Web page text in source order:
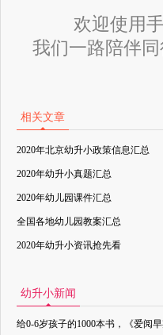
欢迎使用
我们一路陪伴同
相关文章
2020年北京幼升小政策信息汇总
2020年幼升小真题汇总
2020年幼儿园课件汇总
全国各地幼儿园教案汇总
2020年幼升小资讯抢先看
幼升小新闻
给0-6岁孩子的1000本书，《爱阅